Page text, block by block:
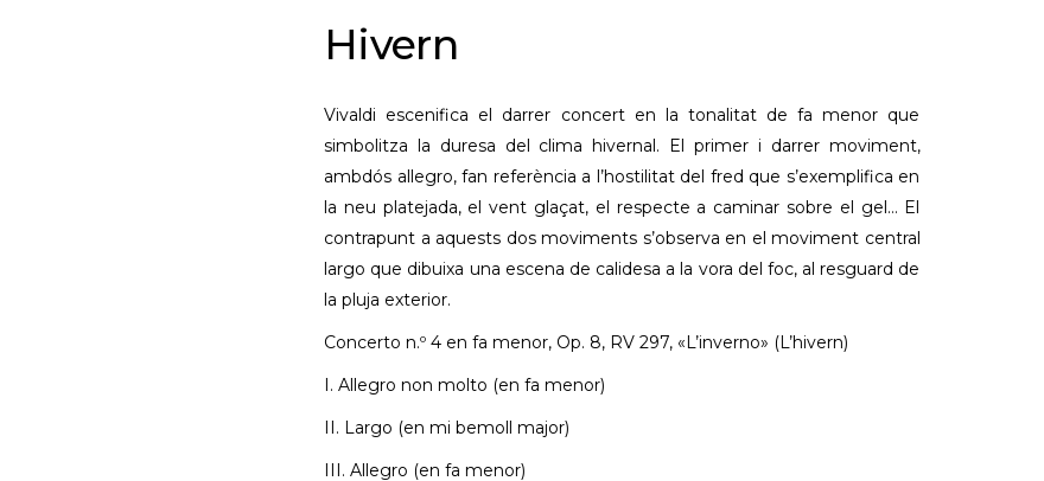
Hivern
Vivaldi escenifica el darrer concert en la tonalitat de fa menor que
simbolitza la duresa del clima hivernal. El primer i darrer moviment,
ambdós allegro, fan referència a l’hostilitat del fred que s’exemplifica en
la neu platejada, el vent glaçat, el respecte a caminar sobre el gel… El
contrapunt a aquests dos moviments s’observa en el moviment central
largo que dibuixa una escena de calidesa a la vora del foc, al resguard de
la pluja exterior.
Concerto n.º 4 en fa menor, Op. 8, RV 297, «L’inverno» (L’hivern)
I. Allegro non molto (en fa menor)
II. Largo (en mi bemoll major)
III. Allegro (en fa menor)